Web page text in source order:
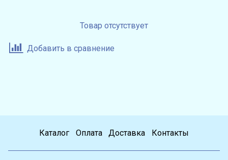
Товар отсутствует
Добавить в сравнение
Каталог Оплата Доставка Контакты